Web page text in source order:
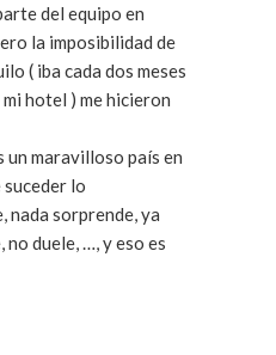
del equipo en
la imposibilidad de
( iba cada dos meses
hotel ) me hicieron
un maravilloso país en
suceder lo
nada sorprende, ya
no duele, …, y eso es